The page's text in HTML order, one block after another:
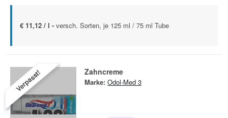
€ 11,12 / l - versch. Sorten, je 125 ml / 75 ml Tube
Verpasst! Zahncreme
Marke: Odol-Med 3